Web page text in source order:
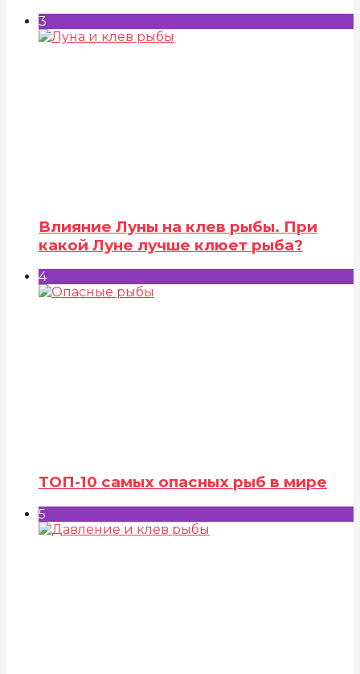
3
Влияние Луны на клев рыбы. При
какой Луне лучше клюет рыба?
4
ТОП-10 самых опасных рыб в мире
5